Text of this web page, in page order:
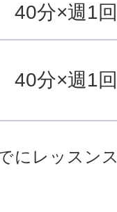
40分×週1
40分×週1
にレッスン